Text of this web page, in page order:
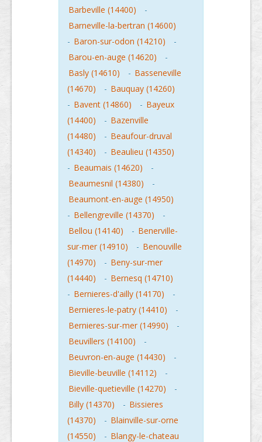
Barbeville (14400)
-
Barneville-la-bertran (14600)
- Baron-sur-odon (14210)
-
Barou-en-auge (14620)
-
Basly (14610)
- Basseneville
(14670)
- Bauquay (14260)
- Bavent (14860) - Bayeux
(14400)
- Bazenville
(14480)
- Beaufour-druval
(14340)
- Beaulieu (14350)
- Beaumais (14620)
-
Beaumesnil (14380)
-
Beaumont-en-auge (14950)
- Bellengreville (14370)
-
Bellou (14140)
- Benerville-
sur-mer (14910)
- Benouville
(14970)
- Beny-sur-mer
(14440)
- Bernesq (14710)
- Bernieres-d'ailly (14170)
-
Bernieres-le-patry (14410)
-
Bernieres-sur-mer (14990)
-
Beuvillers (14100)
-
Beuvron-en-auge (14430)
-
Bieville-beuville (14112)
-
Bieville-quetieville (14270)
-
Billy (14370)
- Bissieres
(14370)
- Blainville-sur-orne
(14550)
- Blangy-le-chateau